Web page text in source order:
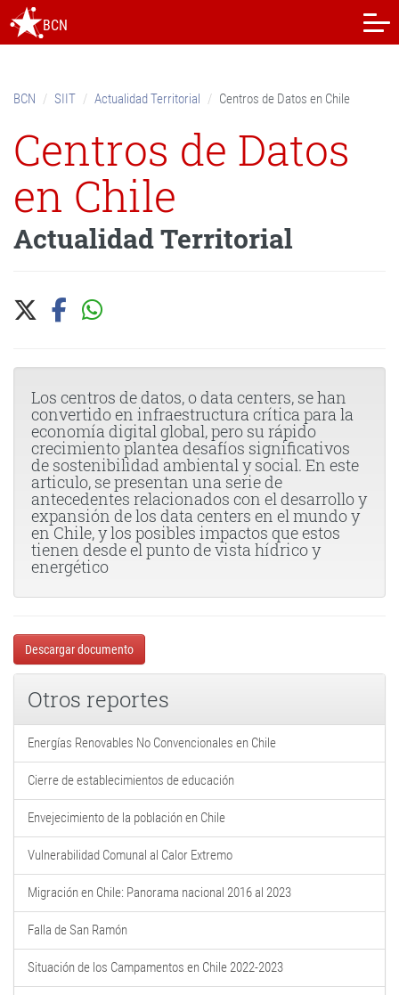
content.
BCN
BCN SIIT Actualidad Territorial Centros de Datos en Chile
Centros de Datos
en Chile
Actualidad Territorial
Los centros de datos, o data centers, se han
convertido en infraestructura crítica para la
economía digital global, pero su rápido
crecimiento plantea desafíos significativos
de sostenibilidad ambiental y social. En este
articulo, se presentan una serie de
antecedentes relacionados con el desarrollo y
expansión de los data centers en el mundo y
en Chile, y los posibles impactos que estos
tienen desde el punto de vista hídrico y
energético
Descargar documento
Otros reportes
Energías Renovables No Convencionales en Chile
Cierre de establecimientos de educación
Envejecimiento de la población en Chile
Vulnerabilidad Comunal al Calor Extremo
Migración en Chile: Panorama nacional 2016 al 2023
Falla de San Ramón
Situación de los Campamentos en Chile 2022-2023